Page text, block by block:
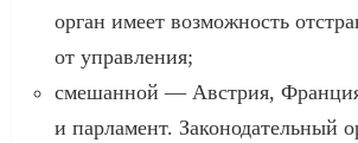
орган имеет возможность
от управления;
смешанной — Австрия,
и парламент. Законодательный